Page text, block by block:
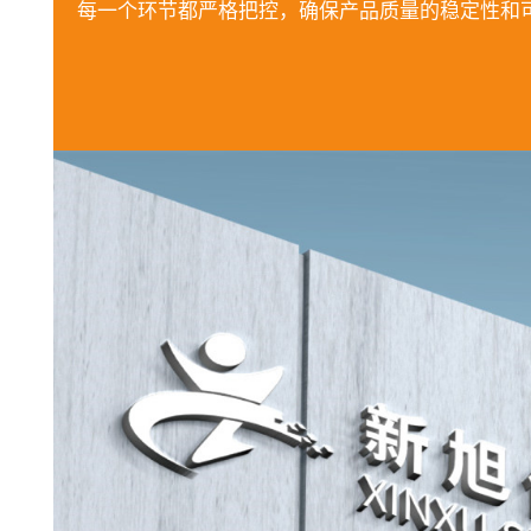
每一个环节都严格把控，确保产品质量的稳定性和